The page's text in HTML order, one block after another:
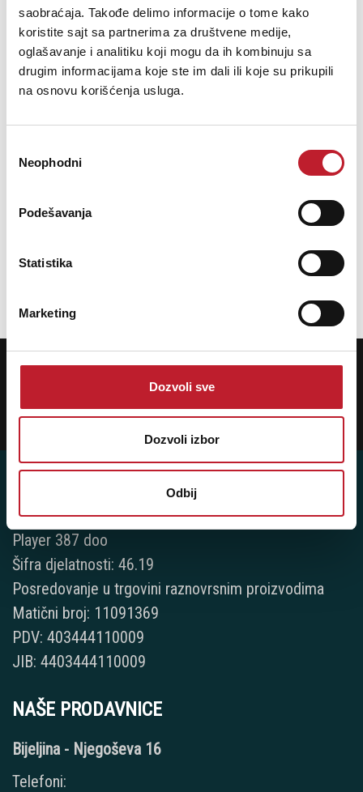
saobraćaja. Takođe delimo informacije o tome kako
koristite sajt sa partnerima za društvene medije,
oglašavanje i analitiku koji mogu da ih kombinuju sa
drugim informacijama koje ste im dali ili koje su prikupili
na osnovu korišćenja usluga.
сагласности
Neophodni
Podešavanja
Statistika
Marketing
Dozvoli sve
Dozvoli izbor
Odbij
prijavite se na naš NEWSLETTER!
Prijavi
Player 387 doo
Šifra djelatnosti: 46.19
Posredovanje u trgovini raznovrsnim proizvodima
Matični broj: 11091369
PDV: 403444110009
JIB: 4403444110009
NAŠE PRODAVNICE
Bijeljina - Njegoševa 16
Telefoni: